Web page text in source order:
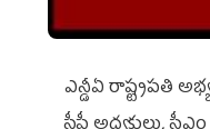
ఎన్డీఏ రాష్ట్ర‌ప‌తి